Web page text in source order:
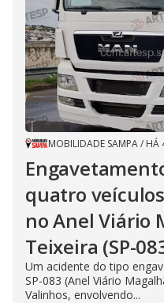
MOBILIDADE SAMPA/ HÁ
quatro
no Anel Viário
Teixeira (SP-
Um acidente do tipo
SP-083 (Anel Viário
Valinhos, envolvendo...